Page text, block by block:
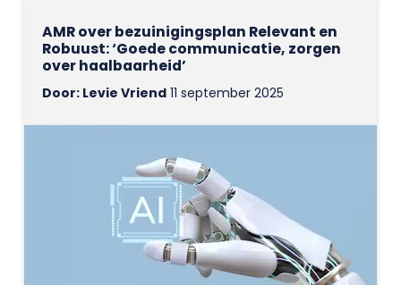
AMR over bezuinigingsplan Relevant en
Robuust: ‘Goede communicatie, zorgen
over haalbaarheid’
Door: Levie Vriend11 september 2025